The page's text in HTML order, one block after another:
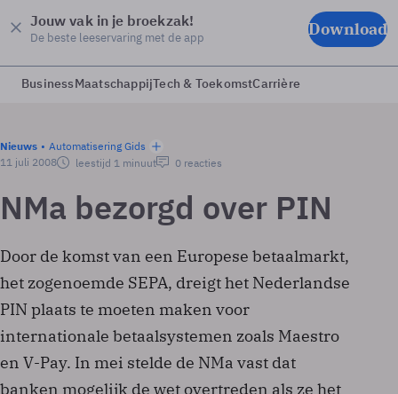
Jouw vak in je broekzak!
De beste leeservaring met de app Download
BusinessMaatschappijTech & ToekomstCarrière
Nieuws
Automatisering Gids
11 juli 2008
leestijd 1 minuut 0 reacties
NMa bezorgd over PIN
Door de komst van een Europese betaalmarkt,
het zogenoemde SEPA, dreigt het Nederlandse
PIN plaats te moeten maken voor
internationale betaalsystemen zoals Maestro
en V-Pay. In mei stelde de NMa vast dat
banken mogelijk de wet overtreden als ze het